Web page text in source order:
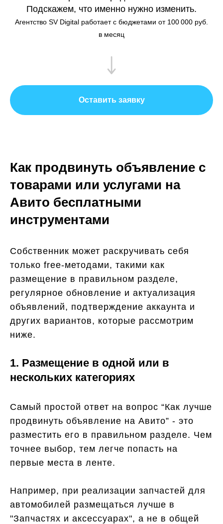
Подскажем, что именно нужно изменить.
Агентство SV Digital работает с бюджетами от 100 000 руб.
в месяц
Оставить заявку
Как продвинуть объявление с
товарами или услугами на
Авито бесплатными
инструментами
Собственник может раскручивать себя
только free-методами, такими как
размещение в правильном разделе,
регулярное обновление и актуализация
объявлений, подтверждение аккаунта и
других вариантов, которые рассмотрим
ниже.
1. Размещение в одной или в
нескольких категориях
Самый простой ответ на вопрос “Как лучше
продвинуть объявление на Авито” - это
разместить его в правильном разделе. Чем
точнее выбор, тем легче попасть на
первые места в ленте.
Например, при реализации запчастей для
автомобилей размещаться лучше в
"Запчастях и аксессуарах", а не в общей